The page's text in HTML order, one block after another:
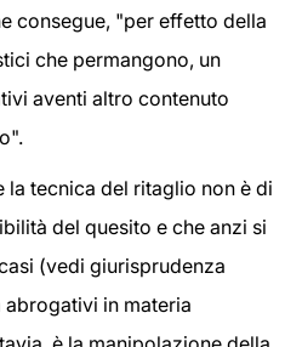
consegue, "per effetto della
che permangono, un
aventi altro contenuto
la tecnica del ritaglio non è di
del quesito e che anzi si
(vedi giurisprudenza
in materia